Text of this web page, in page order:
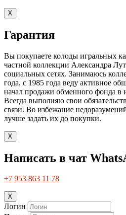
X
Гарантия
Вы покупаете колоды игральных
частной коллекции Александра
социальных сетях. Занимаюсь
года, с 1985 года веду активное
начал продажи обменного фонда в
Всегда выполняю свои
связи. Во избежание
лучше задать их до покупки.
X
Написать в чат
+7 953 863 11 78
X
Логин